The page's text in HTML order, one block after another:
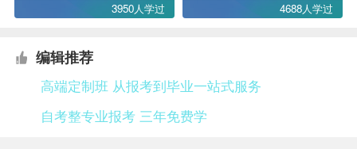
3950人学过 4688人学过
编辑推荐
高端定制班 从报考到毕业一站式服务
自考整专业报考 三年免费学